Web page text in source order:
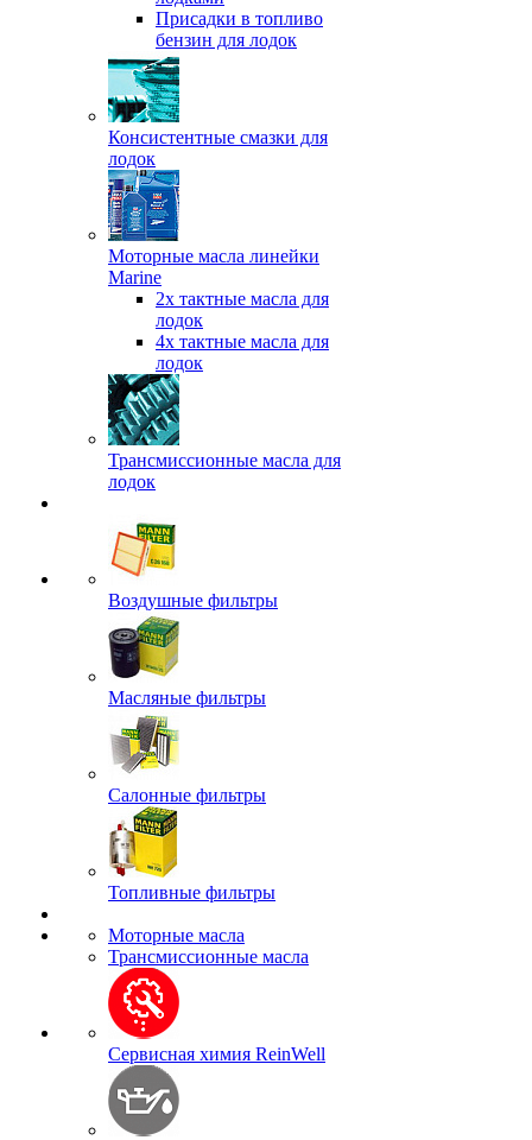
Присадки в топливо
бензин для лодок
Консистентные смазки для
лодок
Моторные масла линейки
Marine
2х тактные масла для
лодок
4х тактные масла для
лодок
Трансмиссионные масла для
лодок
Воздушные фильтры
Масляные фильтры
Салонные фильтры
Топливные фильтры
Моторные масла
Трансмиссионные масла
Сервисная химия ReinWell